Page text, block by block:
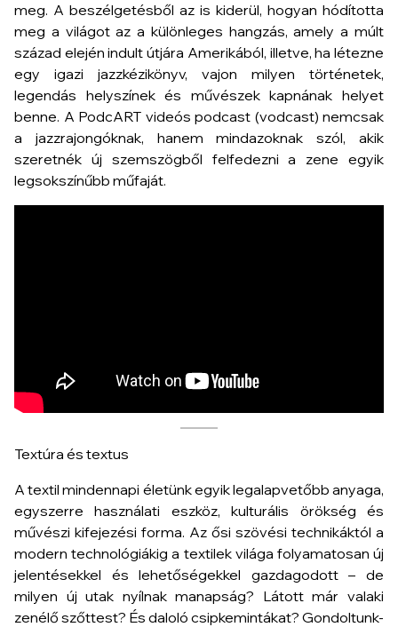
meg. A beszélgetésből az is kiderül, hogyan hódította
meg a világot az a különleges hangzás, amely a múlt
század elején indult útjára Amerikából, illetve, ha létezne
egy igazi jazzkézikönyv, vajon milyen történetek,
legendás helyszínek és művészek kapnának helyet
benne. A PodcART videós podcast (vodcast) nemcsak
a jazzrajongóknak, hanem mindazoknak szól, akik
szeretnék új szemszögből felfedezni a zene egyik
legsokszínűbb műfaját.
Textúra és textus
A textil mindennapi életünk egyik legalapvetőbb anyaga,
egyszerre használati eszköz, kulturális örökség és
művészi kifejezési forma. Az ősi szövési technikáktól a
modern technológiákig a textilek világa folyamatosan új
jelentésekkel és lehetőségekkel gazdagodott – de
milyen új utak nyílnak manapság? Látott már valaki
zenélő szőttest? És daloló csipkemintákat? Gondoltunk-